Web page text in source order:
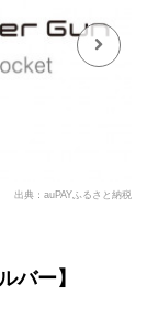
出典：auPAYふるさと納税
バー】